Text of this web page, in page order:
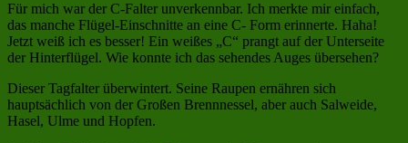
Für mich war der C-Falter unverkennbar. Ich merkte mir einfach,
das manche Flügel-Einschnitte an eine C- Form erinnerte. Haha!
Jetzt weiß ich es besser! Ein weißes „C“ prangt auf der Unterseite
der Hinterflügel. Wie konnte ich das sehendes Auges übersehen?
Dieser Tagfalter überwintert. Seine Raupen ernähren sich
hauptsächlich von der Großen Brennnessel, aber auch Salweide,
Hasel, Ulme und Hopfen.